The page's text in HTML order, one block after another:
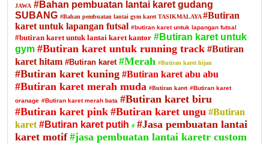
JAWA #Bahan pembuatan lantai karet gudang
SUBANG #Bahan pembuatan lantai gym karet TASIKMALAYA#Butiran
karet untuk lapangan futsal #butiran karet untuk lapangan futsal
#butiran karet untuk lantai karet kantor #Butiran karet untuk
gym #Butiran karet untuk running track #Butiran
karet hitam #Butiran karet #Merah #Butiran karet hijau
#Butiran karet kuning #Butiran karet abu abu
#Butiran karet merah muda #Butiran karet #Butiran karet
oranage #Butiran karet merah bata #Butiran karet biru
#Butiran karet pink #Butiran karet ungu #Butiran
karet #Butiran karet putih # #Jasa pembuatan lantai
karet motif #jasa pembuatan lantai karetr custom